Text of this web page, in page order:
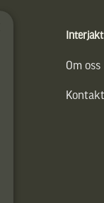
Interjakt
Om oss